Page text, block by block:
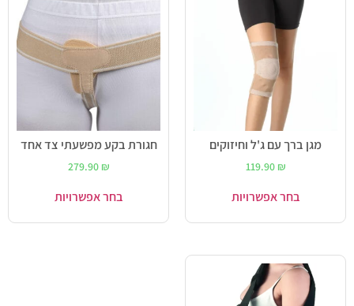
מגן ברך עם ג'ל וחיזוקים
119.90 ₪
בחר אפשרויות
חגורת בקע מפשעתי צד אחד
279.90 ₪
בחר אפשרויות